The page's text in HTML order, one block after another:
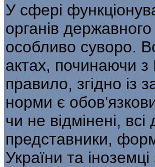
У сфері
органів
особливо суворо.
актах, починаючи з
правило, згідно із
норми є
чи не відмінені,
представники,
України та